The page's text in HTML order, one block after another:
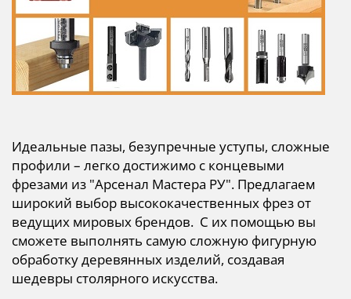
Идеальные пазы, безупречные уступы, сложные
профили – легко достижимо с концевыми
фрезами из "Арсенал Мастера РУ". Предлагаем
широкий выбор высококачественных фрез от
ведущих мировых брендов. С их помощью вы
сможете выполнять самую сложную фигурную
обработку деревянных изделий, создавая
шедевры столярного искусства.